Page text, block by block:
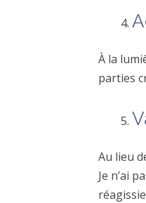
À la
parties
Au lieu
Je n’ai